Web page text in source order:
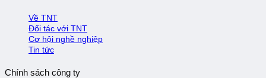
Về TNT
Đối tác với TNT
Cơ hội nghề nghiệp
Tin tức
Chính sách công ty